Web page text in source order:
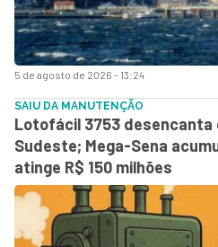
5 de agosto de 2026 - 13:24
SAIU DA MANUTENÇÃO
Lotofácil 3753 desencanta
Sudeste; Mega-Sena
atinge R$ 150 milhões